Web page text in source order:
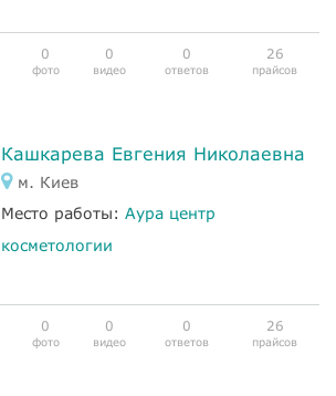
0
фото
0
видео
0
ответов
26
прайсов
Кашкарева Евгения Николаевна
м. Киев
Место работы: Аура центр
косметологии
0
фото
0
видео
0
ответов
26
прайсов